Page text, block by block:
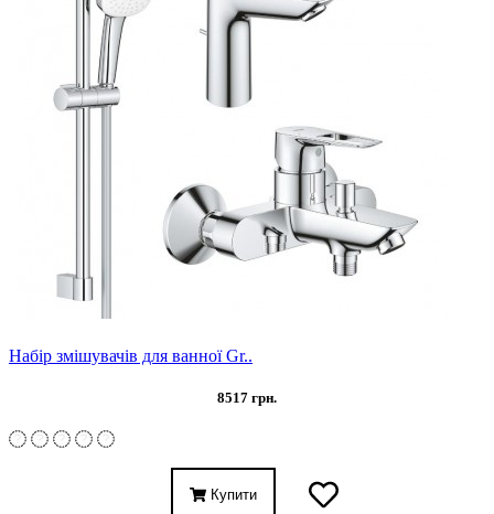
Набір змішувачів для ванної Gr..
8517 грн.
Купити